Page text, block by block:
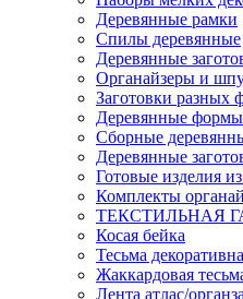
Деревянные рамки
Спилы деревянные
Деревянные
Органайзеры и
Заготовки разных
Деревянные формы
Сборные
Деревянные
Готовые изделия
Комплекты
ТЕКСТИЛЬНАЯ
Косая бейка
Тесьма
Жаккардовая
Лента атлас/